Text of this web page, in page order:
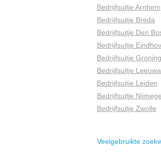
Bedrijfsuitje Arnhem
Bedrijfsuitje Breda
Bedrijfsuitje Den
Bedrijfsuitje
Bedrijfsuitje
Bedrijfsuitje
Bedrijfsuitje Leiden
Bedrijfsuitje
Bedrijfsuitje Zwolle
Veelgebruikte